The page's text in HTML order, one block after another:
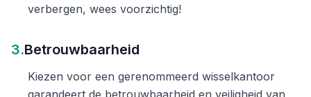
verbergen, wees voorzichtig!
3.Betrouwbaarheid
Kiezen voor een gerenommeerd wisselkantoor
garandeert de betrouwbaarheid en veiligheid van